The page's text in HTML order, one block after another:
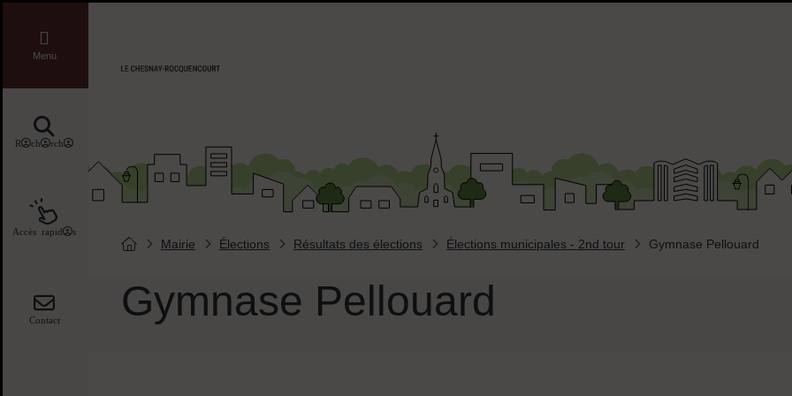
Menu
Recherche
Accès rapides
Contact Gymnase Pellouard
Vous êtes ici :
Page d'accueil du site
Mairie Élections Résultats des élections Élections municipales - 2nd tour Gymnase Pellouard